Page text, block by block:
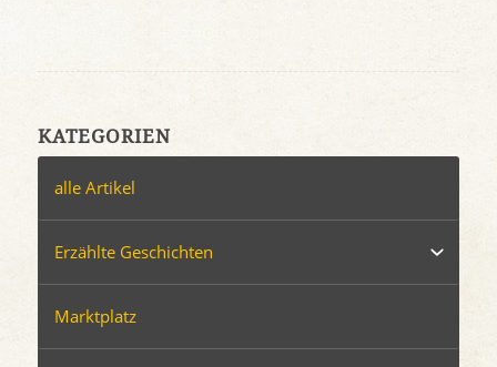
KATEGORIEN
alle Artikel
Erzählte Geschichten
Marktplatz